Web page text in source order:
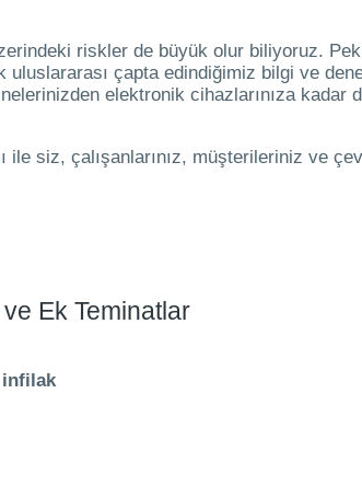
riskler de büyük olur biliyoruz.
uluslararası çapta edindiğimiz bilgi ve
elektronik cihazlarınıza
ile siz, çalışanlarınız, müşterileriniz ve
Ek Teminatlar
infilak